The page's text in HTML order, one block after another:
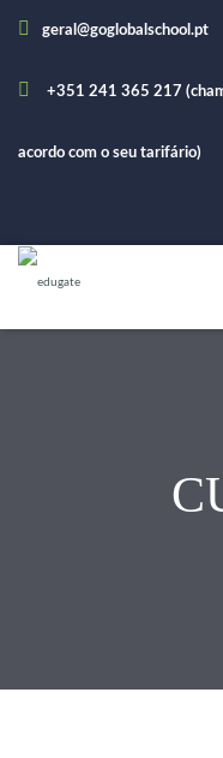
geral@goglobalschool.pt
+351 241 365 217
acordo com o seu tarifário)